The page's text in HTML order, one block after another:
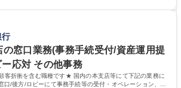
急阪神HDグループ/年休124日
主体性を持って能動的に業務を推進できる方 学
学 高専 短大 専修学校 高校 語学力： 資格：
行
の窓口業務(事務手続受付/資産運用提
応対 その他事務
客折衝を含む職種です★ 国内の本支店等にて下記の業務に
口/後方/ロビーにて事務手続等の受付・オペレーション、お